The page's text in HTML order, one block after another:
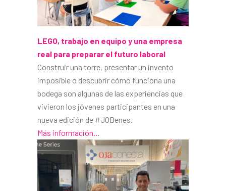
LEGO, trabajo en equipo y una empresa
real para preparar el futuro laboral
Construir una torre, presentar un invento
imposible o descubrir cómo funciona una
bodega son algunas de las experiencias que
vivieron los jóvenes participantes en una
nueva edición de #JOBenes.
Más información…